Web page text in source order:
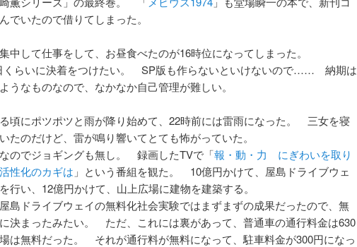
でいたので借りてしまった。
中して仕事をして、お昼食べたのが16時位になってしまった。
くらいに決着をつけたい。 SP版も作らないといけないので…… 納期は
うなものなので、なかなか自己管理が難しい。
頃にポツポツと雨が降り始めて、22時前には雷雨になった。 三女を寝
たのだけど、雷が鳴り響いてとても怖がっていた。
のでジョギングも無し。 録画したTVで「報・動・力 にぎわいを取り
性化のカギは 」という番組を観た。 10億円かけて、屋島ドライブウェ
行い、12億円かけて、山上広場に建物を建築する。
島ドライブウェイの無料化社会実験ではまずまずの成果だったので、無
決まったみたい。 ただ、これには裏があって、普通車の通行料金は630
は無料だった。 それが通行料が無料になって、駐車料金が300円になっ